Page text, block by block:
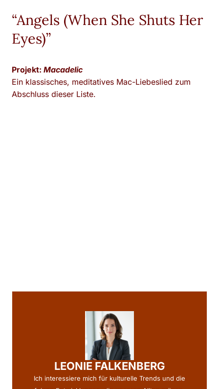
“Angels (When She Shuts Her
Eyes)”
Projekt: Macadelic
Ein klassisches, meditatives Mac-Liebeslied zum
Abschluss dieser Liste.
LEONIE FALKENBERG
Ich interessiere mich für kulturelle Trends und die